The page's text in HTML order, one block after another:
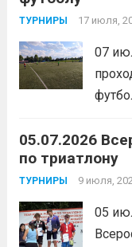
всех
ТУРНИРЫ 17 июля,
07
05.07.2026
по триатлону
ТУРНИРЫ 9 июля,
05